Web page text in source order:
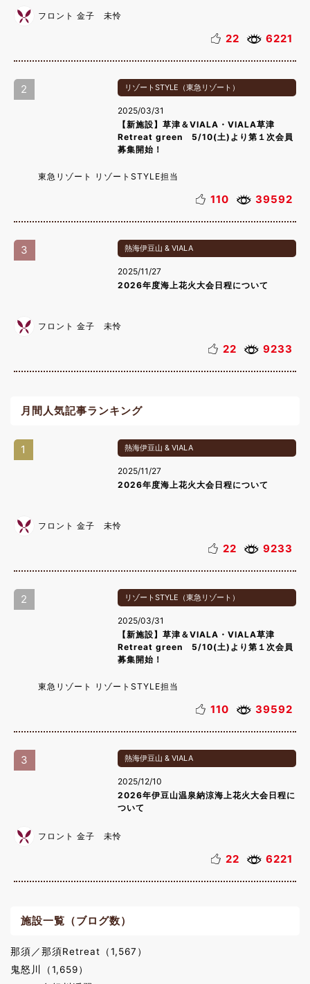
フロント 金子 未怜
22 6221
2 リゾートSTYLE（東急リゾート）
2025/03/31
【新施設】草津＆VIALA・VIALA草津
Retreat green 5/10(土)より第１次会員
募集開始！
東急リゾート リゾートSTYLE担当
110 39592
3 熱海伊豆山 & VIALA
2025/11/27
2026年度海上花火大会日程について
フロント 金子 未怜
22 9233
月間人気記事ランキング
1 熱海伊豆山 & VIALA
2025/11/27
2026年度海上花火大会日程について
フロント 金子 未怜
22 9233
2 リゾートSTYLE（東急リゾート）
2025/03/31
【新施設】草津＆VIALA・VIALA草津
Retreat green 5/10(土)より第１次会員
募集開始！
東急リゾート リゾートSTYLE担当
110 39592
3 熱海伊豆山 & VIALA
2025/12/10
2026年伊豆山温泉納涼海上花火大会日程に
ついて
フロント 金子 未怜
22 6221
施設一覧（ブログ数）
那須／那須Retreat（1,567）
鬼怒川（1,659）